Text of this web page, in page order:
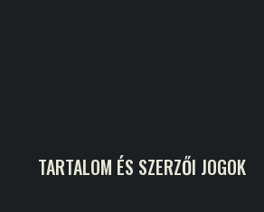
TARTALOM ÉS SZERZŐI JOGOK